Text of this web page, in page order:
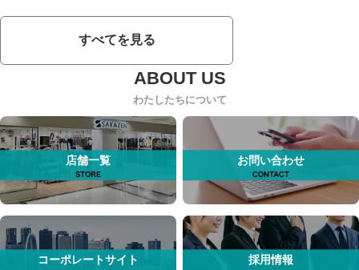
すべてを見る
わたしたちについて
店舗一覧 お問い合わせ
コーポレートサイト 採用情報